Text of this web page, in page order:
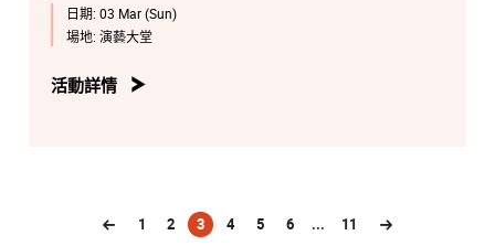
動。
演出、中樂及西樂音樂會、音樂劇、戲劇、中國戲曲選段
為各學院製作主角的滋味，並獲數碼照片作紀念。
日期: 03 Mar (Sun)
場地: 演藝大堂
活動詳情
1 2 3
(current)
4 5 6 ... 11